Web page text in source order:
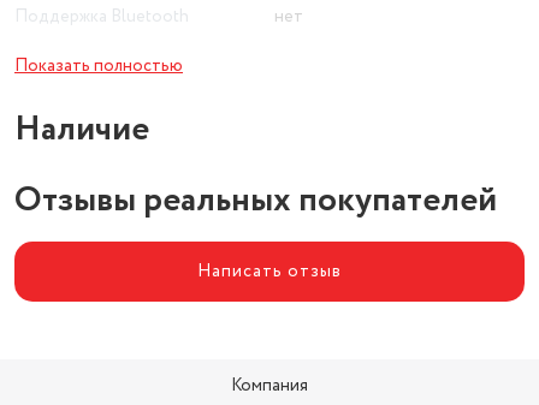
Поддержка Bluetooth
нет
Версия HDMI
экрана
Показать полностью
Наличие
Отзывы реальных покупателей
Написать отзыв
Компания